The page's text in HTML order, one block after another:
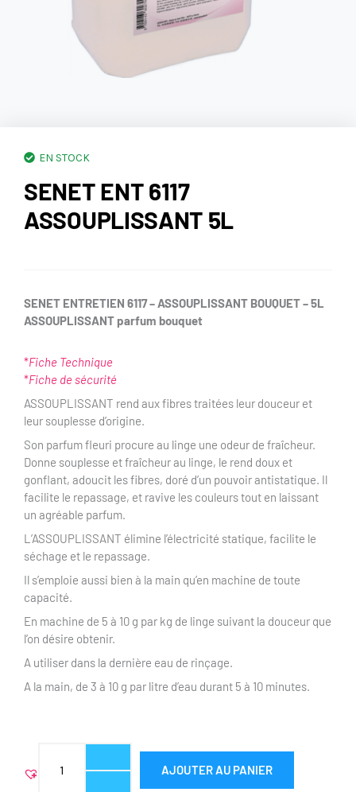
EN STOCK
SENET ENT 6117
ASSOUPLISSANT 5L
SENET ENTRETIEN 6117 – ASSOUPLISSANT BOUQUET – 5L
ASSOUPLISSANT parfum bouquet
*Fiche Technique
*Fiche de sécurité
ASSOUPLISSANT rend aux fibres traitées leur douceur et
leur souplesse d’origine.
Son parfum fleuri procure au linge une odeur de fraîcheur.
Donne souplesse et fraîcheur au linge, le rend doux et
gonflant, adoucit les fibres, doré d’un pouvoir antistatique. Il
facilite le repassage, et ravive les couleurs tout en laissant
un agréable parfum.
L’ASSOUPLISSANT élimine l’électricité statique, facilite le
séchage et le repassage.
Il s’emploie aussi bien à la main qu’en machine de toute
capacité.
En machine de 5 à 10 g par kg de linge suivant la douceur que
l’on désire obtenir.
A utiliser dans la dernière eau de rinçage.
A la main, de 3 à 10 g par litre d’eau durant 5 à 10 minutes.
AJOUTER AU PANIER